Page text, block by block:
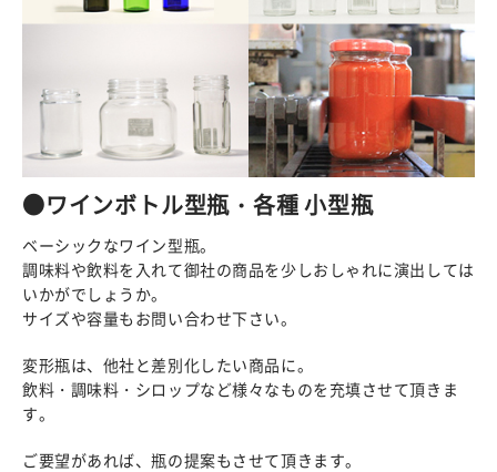
●ワインボトル型瓶・各種 小型瓶
ベーシックなワイン型瓶。
調味料や飲料を入れて御社の商品を少しおしゃれに演出しては
いかがでしょうか。
サイズや容量もお問い合わせ下さい。
変形瓶は、他社と差別化したい商品に。
飲料・調味料・シロップなど様々なものを充填させて頂きま
す。
ご要望があれば、瓶の提案もさせて頂きます。